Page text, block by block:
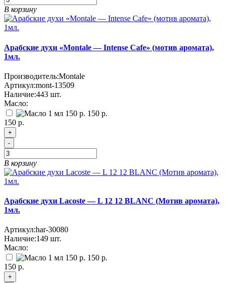
В корзину
Арабские духи «Montale — Intense Cafe» (мотив аромата),
1мл.
Производитель:Montale
Артикул:mont-13509
Наличие:443 шт.
Масло:
150 р.
150 р.
+
-
В корзину
Арабские духи Lacoste — L 12 12 BLANC (Мотив аромата),
1мл.
Артикул:har-30080
Наличие:149 шт.
Масло:
150 р.
150 р.
+